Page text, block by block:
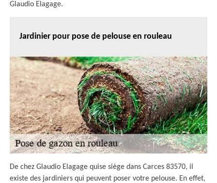
Glaudio Elagage.
Jardinier pour pose de pelouse en rouleau
De chez Glaudio Elagage quise siège dans Carces 83570, il
existe des jardiniers qui peuvent poser votre pelouse. En effet,